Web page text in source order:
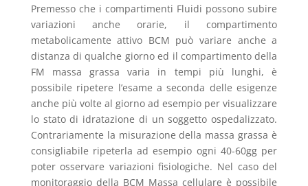
Premesso che i compartimenti Fluidi possono subire
variazioni anche orarie, il compartimento
metabolicamente attivo BCM può variare anche a
distanza di qualche giorno ed il compartimento della
FM massa grassa varia in tempi più lunghi, è
possibile ripetere l’esame a seconda delle esigenze
anche più volte al giorno ad esempio per visualizzare
lo stato di idratazione di un soggetto ospedalizzato.
Contrariamente la misurazione della massa grassa è
consigliabile ripeterla ad esempio ogni 40-60gg per
poter osservare variazioni fisiologiche. Nel caso del
monitoraggio della BCM Massa cellulare è possibile